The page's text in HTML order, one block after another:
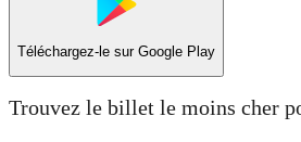
Téléchargez-le sur Google Play
Trouvez le billet le moins cher